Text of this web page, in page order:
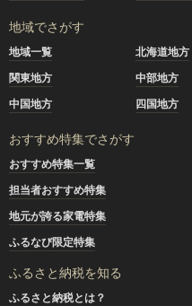
地域でさがす
地域一覧 北海道地方
関東地方
中部地方
中国地方
四国地方
おすすめ特集でさがす
おすすめ特集一覧
担当者おすすめ特集
地元が誇る家電特集
ふるなび限定特集
ふるさと納税を知る
ふるさと納税とは？